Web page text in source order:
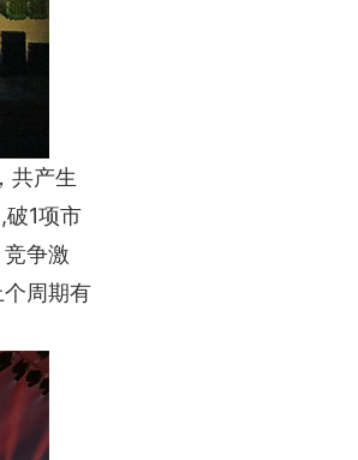
共产生
1项市
争激
周期有